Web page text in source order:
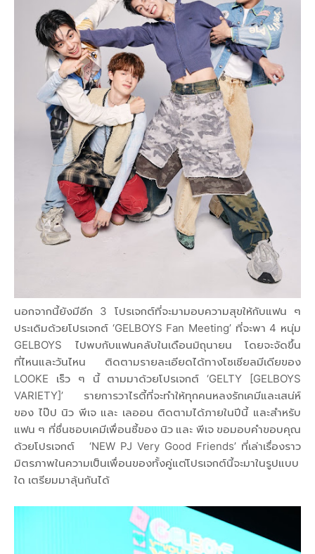
นอกจากนี้ยังมีอีก 3 โปรเจกต์ที่จะมามอบความสุขให้กับแฟน ๆ
ประเดิมด้วยโปรเจกต์ ‘GELBOYS Fan Meeting’ ที่จะพา 4 หนุ่ม
GELBOYS ไปพบกับแฟนคลับในเดือนมิถุนายน โดยจะจัดขึ้น
ที่ไหนและวันไหน ติดตามรายละเอียดได้ทางโซเชียลมีเดียของ
LOOKE เร็ว ๆ นี้ ตามมาด้วยโปรเจกต์ ‘GELTY [GELBOYS
VARIETY]’ รายการวาไรตี้ที่จะทำให้ทุกคนหลงรักเคมีและเสน่ห์
ของ ไป๊ป นิว พีเจ และ เลออน ติดตามได้ภายในปีนี้ และสำหรับ
แฟน ๆ ที่ชื่นชอบเคมีเพื่อนซี้ของ นิว และ พีเจ ขอมอบคำขอบคุณ
ด้วยโปรเจกต์ ‘NEW PJ Very Good Friends’ ที่เล่าเรื่องราว
มิตรภาพในความเป็นเพื่อนของทั้งคู่แต่โปรเจกต์นี้จะมาในรูปแบบ
ใด เตรียมมาลุ้นกันได้